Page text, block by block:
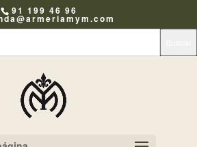
91 199 46 96